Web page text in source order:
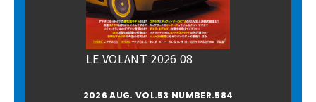
LE VOLANT 2026 08
2026 AUG. VOL.53 NUMBER.584